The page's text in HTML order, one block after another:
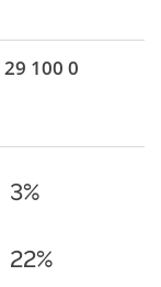
100 0
3%
22%